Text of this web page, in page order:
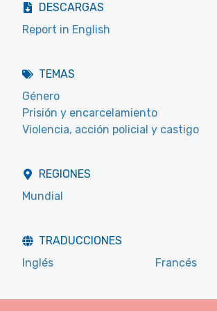
DESCARGAS
Report in English
TEMAS
Género
Prisión y encarcelamiento
Violencia, acción policial y castigo
REGIONES
Mundial
TRADUCCIONES
Inglés
Francés